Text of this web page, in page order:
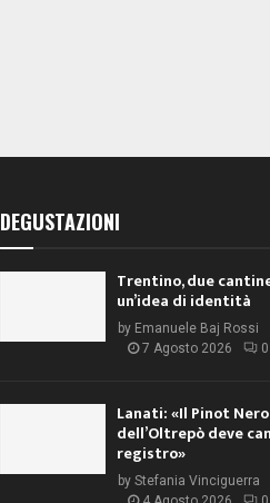
DEGUSTAZIONI
Trentino, due
un’idea di identità
by Emanuele Baj Rossi
7 Agosto 2026
0
Lanati: «Il Pinot Nero
dell’Oltrepò deve
registro»
by Stefania Vinciguerra